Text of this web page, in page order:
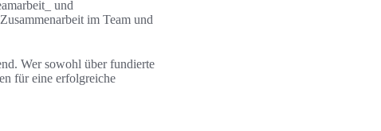
und
im Team und
Wer sowohl über fundierte
für eine erfolgreiche